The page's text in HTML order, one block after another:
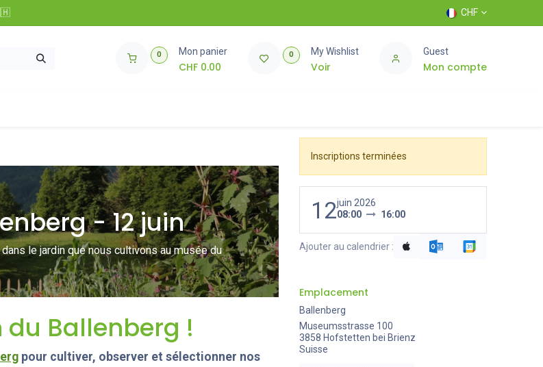
CHF
0 Mon panier
CHF 0.00
0 My Wishlist
Voir
Guest
Mon compte
- 12 juin
le jardin que nous cultivons au musée du
Ballenberg !
pour cultiver, observer et sélectionner nos
Inscriptions terminées
12juin 2026
08:00
16:00
Ajouter au calendrier :
Emplacement
Ballenberg
Museumsstrasse 100
3858 Hofstetten bei Brienz
Suisse